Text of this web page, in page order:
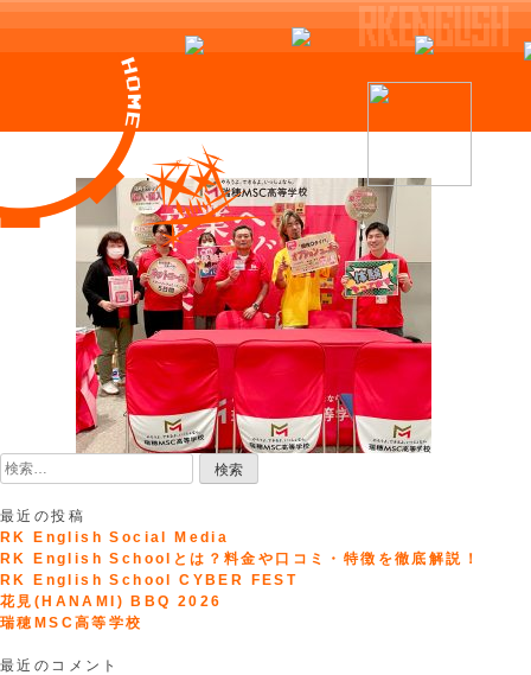
to
content
検
索:
最近の投稿
RK English Social Media
RK English Schoolとは？料金や口コミ・特徴を徹底解説！
RK English School CYBER FEST
花見(HANAMI) BBQ 2026
瑞穂MSC高等学校
最近のコメント